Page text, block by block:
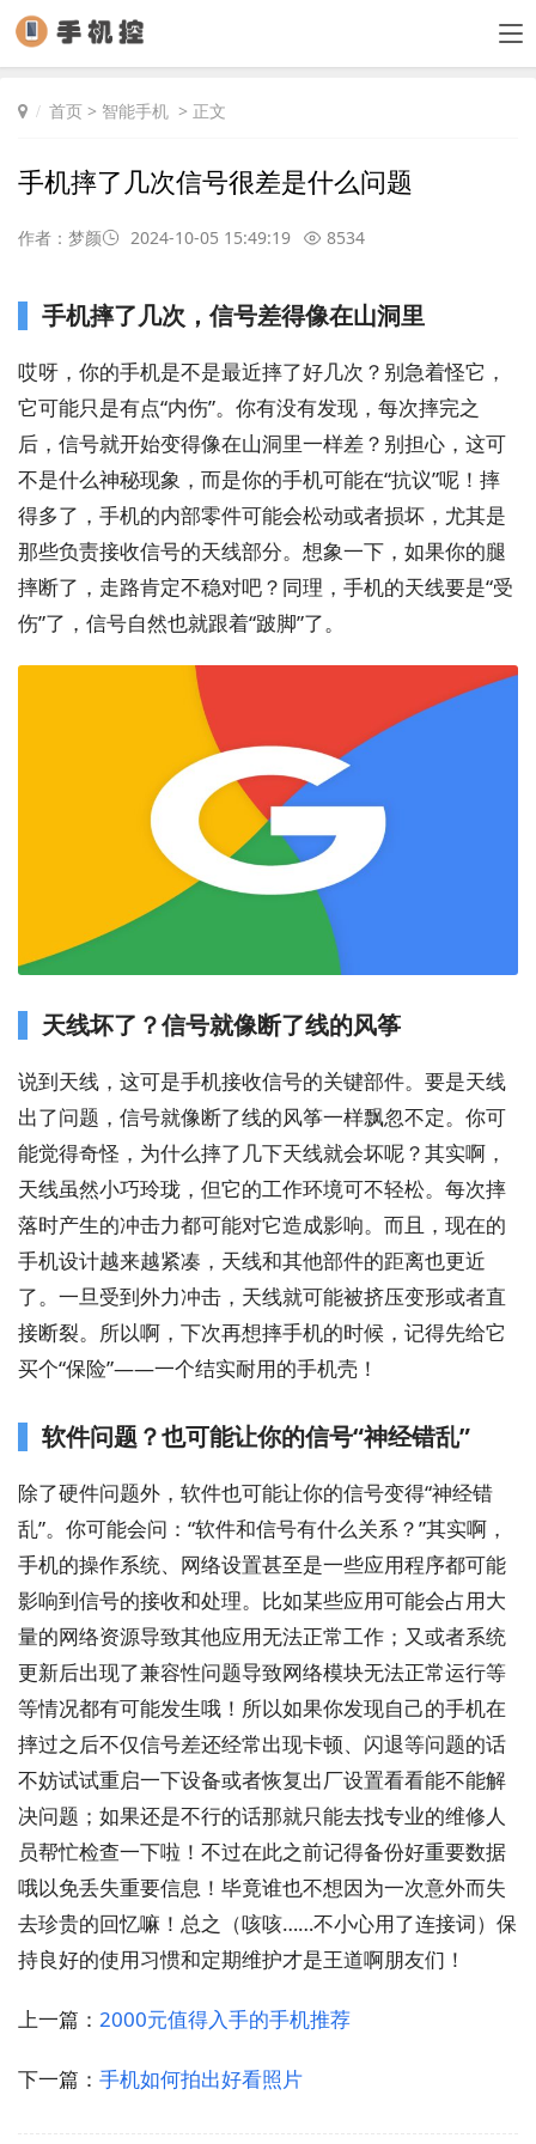
首页 > 智能手机 > 正文
手机摔了几次信号很差是什么问题
作者：梦颜 2024-10-05 15:49:19 8534
手机摔了几次，信号差得像在山洞里
哎呀，你的手机是不是最近摔了好几次？别急着怪它，
它可能只是有点“内伤”。你有没有发现，每次摔完之
后，信号就开始变得像在山洞里一样差？别担心，这可
不是什么神秘现象，而是你的手机可能在“抗议”呢！摔
得多了，手机的内部零件可能会松动或者损坏，尤其是
那些负责接收信号的天线部分。想象一下，如果你的腿
摔断了，走路肯定不稳对吧？同理，手机的天线要是“受
伤”了，信号自然也就跟着“跛脚”了。
天线坏了？信号就像断了线的风筝
说到天线，这可是手机接收信号的关键部件。要是天线
出了问题，信号就像断了线的风筝一样飘忽不定。你可
能觉得奇怪，为什么摔了几下天线就会坏呢？其实啊，
天线虽然小巧玲珑，但它的工作环境可不轻松。每次摔
落时产生的冲击力都可能对它造成影响。而且，现在的
手机设计越来越紧凑，天线和其他部件的距离也更近
了。一旦受到外力冲击，天线就可能被挤压变形或者直
接断裂。所以啊，下次再想摔手机的时候，记得先给它
买个“保险”——一个结实耐用的手机壳！
软件问题？也可能让你的信号“神经错乱”
除了硬件问题外，软件也可能让你的信号变得“神经错
乱”。你可能会问：“软件和信号有什么关系？”其实啊，
手机的操作系统、网络设置甚至是一些应用程序都可能
影响到信号的接收和处理。比如某些应用可能会占用大
量的网络资源导致其他应用无法正常工作；又或者系统
更新后出现了兼容性问题导致网络模块无法正常运行等
等情况都有可能发生哦！所以如果你发现自己的手机在
摔过之后不仅信号差还经常出现卡顿、闪退等问题的话
不妨试试重启一下设备或者恢复出厂设置看看能不能解
决问题；如果还是不行的话那就只能去找专业的维修人
员帮忙检查一下啦！不过在此之前记得备份好重要数据
哦以免丢失重要信息！毕竟谁也不想因为一次意外而失
去珍贵的回忆嘛！总之（咳咳……不小心用了连接词）保
持良好的使用习惯和定期维护才是王道啊朋友们！
上一篇： 2000元值得入手的手机推荐
下一篇： 手机如何拍出好看照片